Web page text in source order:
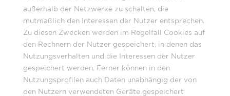
außerhalb der Netzwerke zu schalten, die
mutmaßlich den Interessen der Nutzer entsprechen.
Zu diesen Zwecken werden im Regelfall Cookies auf
den Rechnern der Nutzer gespeichert, in denen das
Nutzungsverhalten und die Interessen der Nutzer
gespeichert werden. Ferner können in den
Nutzungsprofilen auch Daten unabhängig der von
den Nutzern verwendeten Geräte gespeichert